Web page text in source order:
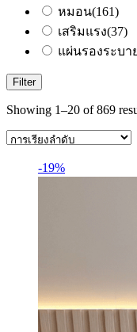
หมอน(161)
เสริมแรง(37)
แผ่นรองระบ
Filter
Showing 1–20 of 869
-19%